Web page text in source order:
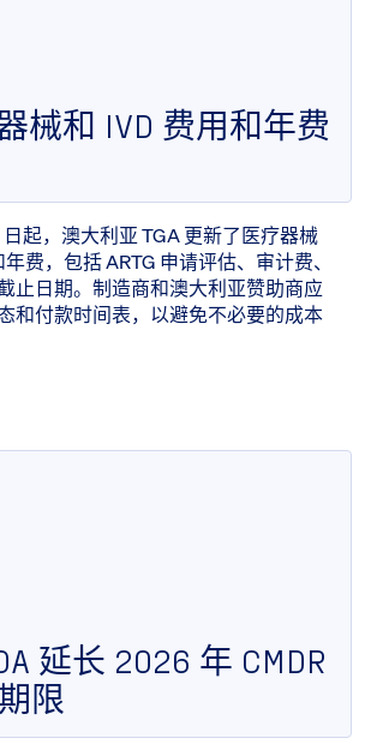
械和 IVD 费用和年费
日起，澳大利亚 TGA 更新了医疗器械
费，包括 ARTG 申请评估、审计费、
止日期。制造商和澳大利亚赞助商应
和付款时间表，以避免不必要的成本
延长 2026 年 CMDR
限